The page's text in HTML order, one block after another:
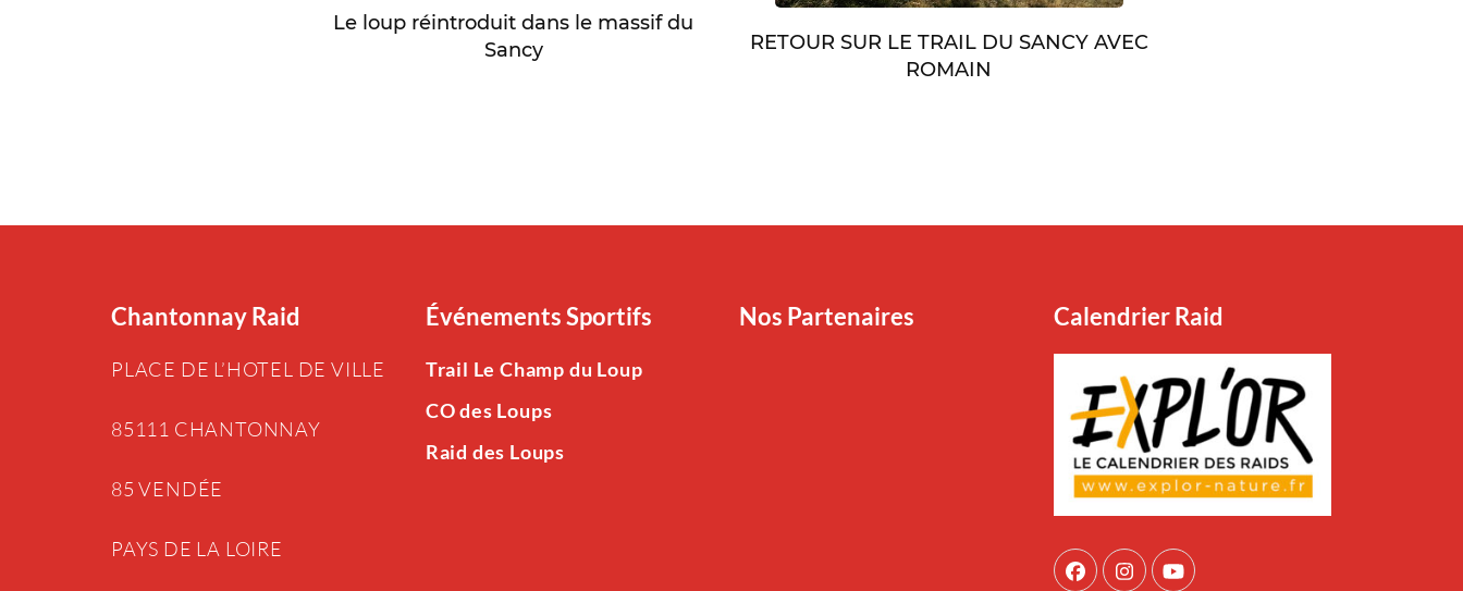
Le loup réintroduit dans le massif du
Sancy
RETOUR SUR LE TRAIL DU SANCY AVEC
ROMAIN
Chantonnay Raid
PLACE DE L’HOTEL DE VILLE
85111 CHANTONNAY
85 VENDÉE
PAYS DE LA LOIRE
Événements Sportifs
Trail Le Champ du Loup
CO des Loups
Raid des Loups
Nos Partenaires Calendrier Raid